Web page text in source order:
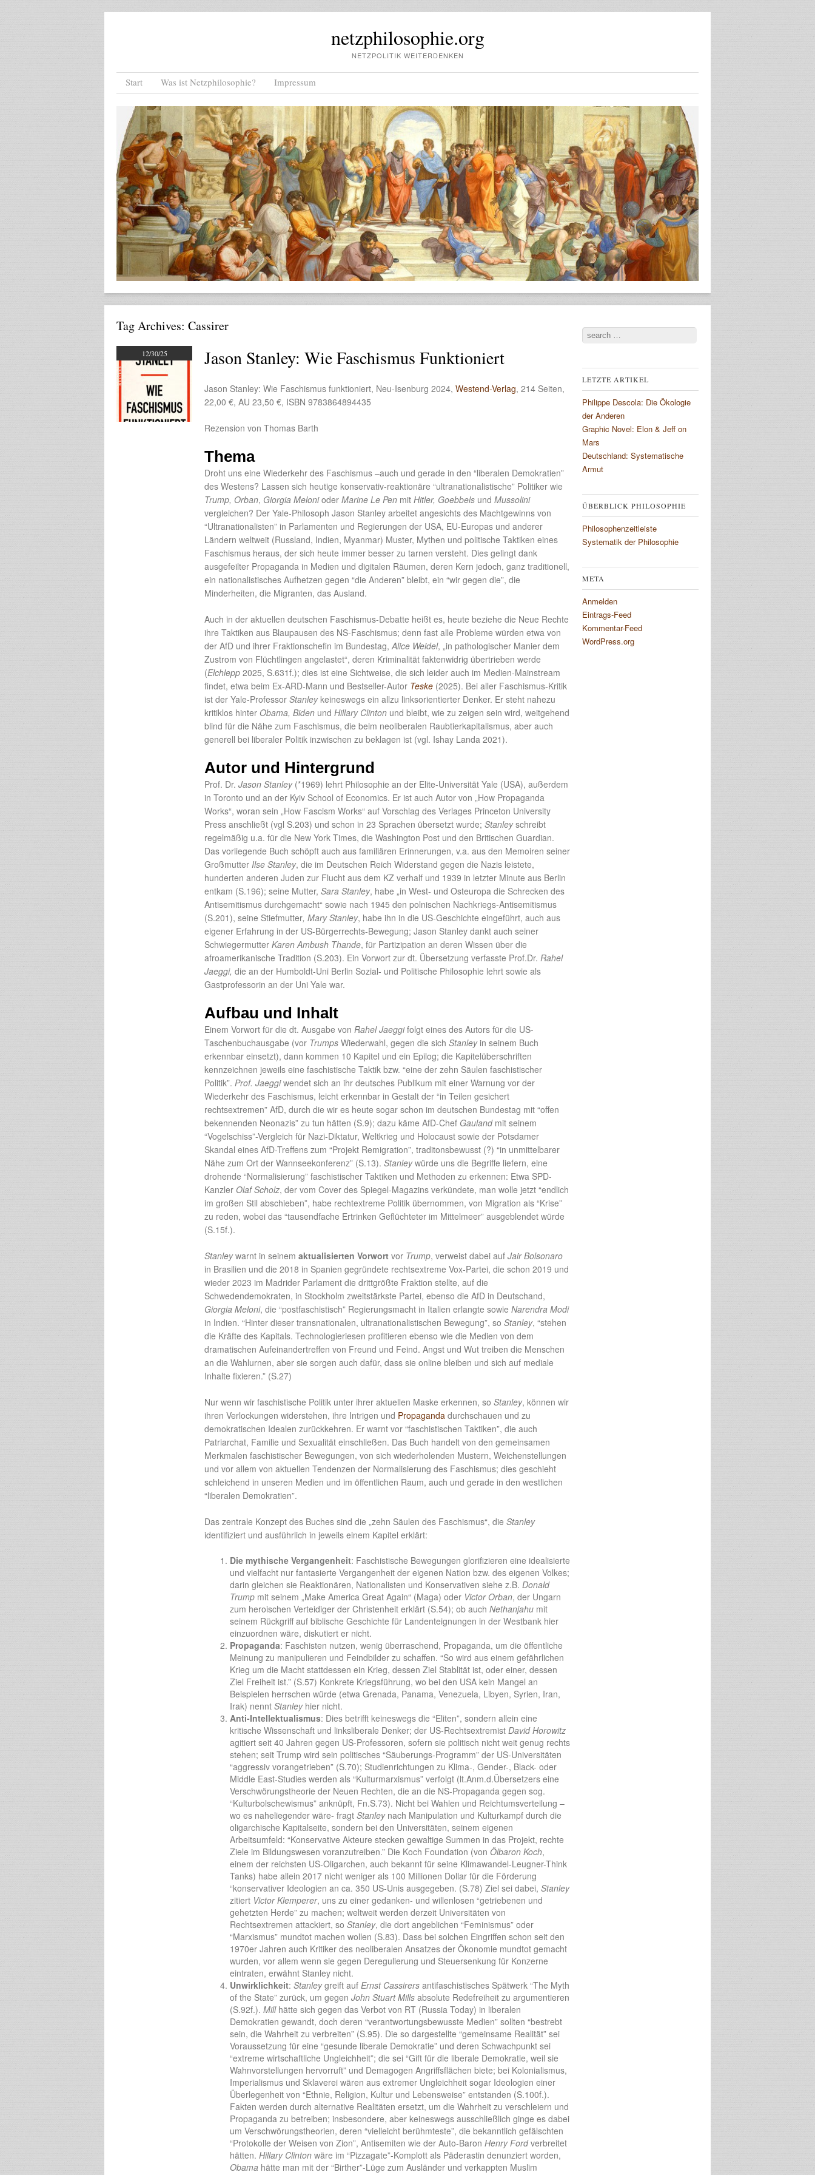
netzphilosophie.org
NETZPOLITIK WEITERDENKEN
Menu
Skip to content
Start Was ist Netzphilosophie? Impressum
Tag Archives: Cassirer
12/30/25 Jason Stanley: Wie Faschismus Funktioniert
Jason Stanley: Wie Faschismus funktioniert, Neu-Isenburg 2024, Westend-Verlag, 214 Seiten,
22,00 €, AU 23,50 €, ISBN 9783864894435
Rezension von Thomas Barth
Thema
Droht uns eine Wiederkehr des Faschismus –auch und gerade in den “liberalen Demokratien”
des Westens? Lassen sich heutige konservativ-reaktionäre “ultranationalistische” Politiker wie
Trump, Orban, Giorgia Melonioder Marine Le Pen mit Hitler, Goebbels und Mussolini
vergleichen? Der Yale-Philosoph Jason Stanley arbeitet angesichts des Machtgewinns von
“Ultranationalisten” in Parlamenten und Regierungen der USA, EU-Europas und anderer
Ländern weltweit (Russland, Indien, Myanmar) Muster, Mythen und politische Taktiken eines
Faschismus heraus, der sich heute immer besser zu tarnen versteht. Dies gelingt dank
ausgefeilter Propaganda in Medien und digitalen Räumen, deren Kern jedoch, ganz traditionell,
ein nationalistisches Aufhetzen gegen “die Anderen” bleibt, ein “wir gegen die”, die
Minderheiten, die Migranten, das Ausland.
Auch in der aktuellen deutschen Faschismus-Debatte heißt es, heute beziehe die Neue Rechte
ihre Taktiken aus Blaupausen des NS-Faschismus; denn fast alle Probleme würden etwa von
der AfD und ihrer Fraktionschefin im Bundestag,Alice Weidel, „in pathologischer Manier dem
Zustrom von Flüchtlingen angelastet“, deren Kriminalität faktenwidrig übertrieben werde
(Elchlepp 2025, S.631f.); dies ist eine Sichtweise, die sich leider auch im Medien-Mainstream
findet, etwa beim Ex-ARD-Mann und Bestseller-Autor Teske (2025). Bei aller Faschismus-Kritik
ist der Yale-Professor Stanleykeineswegs ein allzu linksorientierter Denker. Er steht nahezu
kritiklos hinter Obama, Biden und Hillary Clinton und bleibt, wie zu zeigen sein wird, weitgehend
blind für die Nähe zum Faschismus, die beim neoliberalen Raubtierkapitalismus, aber auch
generell bei liberaler Politik inzwischen zu beklagen ist (vgl. Ishay Landa 2021).
Autor und Hintergrund
Prof. Dr. Jason Stanley(*1969) lehrt Philosophie an der Elite-Universität Yale (USA), außerdem
in Toronto und an der Kyiv School of Economics. Er ist auch Autor von „How Propaganda
Works“, woran sein „How Fascism Works“ auf Vorschlag des Verlages Princeton University
Press anschließt (vgl S.203) und schon in 23 Sprachen übersetzt wurde; Stanleyschreibt
regelmäßig u.a. für die New York Times, die Washington Post und den Britischen Guardian.
Das vorliegende Buch schöpft auch aus familiären Erinnerungen, v.a. aus den Memoiren seiner
Großmutter Ilse Stanley, die im Deutschen Reich Widerstand gegen die Nazis leistete,
hunderten anderen Juden zur Flucht aus dem KZ verhalf und 1939 in letzter Minute aus Berlin
entkam (S.196); seine Mutter, Sara Stanley, habe „in West- und Osteuropa die Schrecken des
Antisemitismus durchgemacht“ sowie nach 1945 den polnischen Nachkriegs-Antisemitismus
(S.201), seine Stiefmutter, Mary Stanley, habe ihn in die US-Geschichte eingeführt, auch aus
eigener Erfahrung in der US-Bürgerrechts-Bewegung; Jason Stanley dankt auch seiner
Schwiegermutter Karen Ambush Thande, für Partizipation an deren Wissen über die
afroamerikanische Tradition (S.203). Ein Vorwort zur dt. Übersetzung verfasste Prof.Dr. Rahel
Jaeggi, die an der Humboldt-Uni Berlin Sozial- und Politische Philosophie lehrt sowie als
Gastprofessorin an der Uni Yale war.
Aufbau und Inhalt
Einem Vorwort für die dt. Ausgabe von Rahel Jaeggifolgt eines des Autors für die US-
Taschenbuchausgabe (vor Trumps Wiederwahl, gegen die sich Stanleyin seinem Buch
erkennbar einsetzt), dann kommen 10 Kapitel und ein Epilog; die Kapitelüberschriften
kennzeichnen jeweils eine faschistische Taktik bzw. “eine der zehn Säulen faschistischer
Politik”. Prof. Jaeggiwendet sich an ihr deutsches Publikum mit einer Warnung vor der
Wiederkehr des Faschismus, leicht erkennbar in Gestalt der “in Teilen gesichert
rechtsextremen” AfD, durch die wir es heute sogar schon im deutschen Bundestag mit “offen
bekennenden Neonazis” zu tun hätten (S.9); dazu käme AfD-Chef Gaulandmit seinem
“Vogelschiss”-Vergleich für Nazi-Diktatur, Weltkrieg und Holocaust sowie der Potsdamer
Skandal eines AfD-Treffens zum “Projekt Remigration”, traditonsbewusst (?) “in unmittelbarer
Nähe zum Ort der Wannseekonferenz” (S.13). Stanleywürde uns die Begriffe liefern, eine
drohende “Normalisierung” faschistischer Taktiken und Methoden zu erkennen: Etwa SPD-
Kanzler Olaf Scholz, der vom Cover des Spiegel-Magazins verkündete, man wolle jetzt “endlich
im großen Stil abschieben”, habe rechtextreme Politik übernommen, von Migration als “Krise”
zu reden, wobei das “tausendfache Ertrinken Geflüchteter im Mittelmeer” ausgeblendet würde
(S.15f.).
Stanleywarnt in seinem aktualisierten Vorwort vor Trump, verweist dabei auf Jair Bolsonaro
in Brasilien und die 2018 in Spanien gegründete rechtsextreme Vox-Partei, die schon 2019 und
wieder 2023 im Madrider Parlament die drittgrößte Fraktion stellte, auf die
Schwedendemokraten, in Stockholm zweitstärkste Partei, ebenso die AfD in Deutschand,
Giorgia Meloni, die “postfaschistisch” Regierungsmacht in Italien erlangte sowie Narendra Modi
in Indien. “Hinter dieser transnationalen, ultranationalistischen Bewegung”, so Stanley, “stehen
die Kräfte des Kapitals. Technologieriesen profitieren ebenso wie die Medien von dem
dramatischen Aufeinandertreffen von Freund und Feind. Angst und Wut treiben die Menschen
an die Wahlurnen, aber sie sorgen auch dafür, dass sie online bleiben und sich auf mediale
Inhalte fixieren.” (S.27)
Nur wenn wir faschistische Politik unter ihrer aktuellen Maske erkennen, so Stanley, können wir
ihren Verlockungen widerstehen, ihre Intrigen und Propaganda durchschauen und zu
demokratischen Idealen zurückkehren. Er warnt vor “faschistischen Taktiken”, die auch
Patriarchat, Familie und Sexualität einschließen. Das Buch handelt von den gemeinsamen
Merkmalen faschistischer Bewegungen, von sich wiederholenden Mustern, Weichenstellungen
und vor allem von aktuellen Tendenzen der Normalisierung des Faschismus; dies geschieht
schleichend in unseren Medien und im öffentlichen Raum, auch und gerade in den westlichen
“liberalen Demokratien”.
Das zentrale Konzept des Buches sind die „zehn Säulen des Faschismus“, die Stanley
identifiziert und ausführlich in jeweils einem Kapitel erklärt:
Die mythische Vergangenheit: Faschistische Bewegungen glorifizieren eine idealisierte
und vielfacht nur fantasierte Vergangenheit der eigenen Nation bzw. des eigenen Volkes;
darin gleichen sie Reaktionären, Nationalisten und Konservativen siehe z.B. Donald
Trump mit seinem „Make America Great Again“ (Maga) oder Victor Orban, der Ungarn
zum heroischen Verteidiger der Christenheit erklärt (S.54); ob auch Nethanjahu mit
seinem Rückgriff auf biblische Geschichte für Landenteignungen in der Westbank hier
einzuordnen wäre, diskutiert er nicht.
Propaganda: Faschisten nutzen, wenig überraschend, Propaganda, um die öffentliche
Meinung zu manipulieren und Feindbilder zu schaffen. “So wird aus einem gefährlichen
Krieg um die Macht stattdessen ein Krieg, dessen Ziel Stablität ist, oder einer, dessen
Ziel Freiheit ist.” (S.57) Konkrete Kriegsführung, wo bei den USA kein Mangel an
Beispielen herrschen würde (etwa Grenada, Panama, Venezuela, Libyen, Syrien, Iran,
Irak) nennt Stanleyhier nicht.
Anti-Intellektualismus: Dies betrifft keineswegs die “Eliten”, sondern allein eine
kritische Wissenschaft und linksliberale Denker; der US-Rechtsextremist David Horowitz
agitiert seit 40 Jahren gegen US-Professoren, sofern sie politisch nicht weit genug rechts
stehen; seit Trump wird sein politisches “Säuberungs-Programm” der US-Universitäten
“aggressiv vorangetrieben” (S.70); Studienrichtungen zu Klima-, Gender-, Black- oder
Middle East-Studies werden als “Kulturmarxismus” verfolgt (lt.Anm.d.Übersetzers eine
Verschwörungstheorie der Neuen Rechten, die an die NS-Propaganda gegen sog.
“Kulturbolschewismus” anknüpft, Fn.S.73). Nicht bei Wahlen und Reichtumsverteilung –
wo es naheliegender wäre- fragt Stanleynach Manipulation und Kulturkampf durch die
oligarchische Kapitalseite, sondern bei den Universitäten, seinem eigenen
Arbeitsumfeld: “Konservative Akteure stecken gewaltige Summen in das Projekt, rechte
Ziele im Bildungswesen voranzutreiben.” Die Koch Foundation (von Ölbaron Koch,
einem der reichsten US-Oligarchen, auch bekannt für seine Klimawandel-Leugner-Think
Tanks) habe allein 2017 nicht weniger als 100 Millionen Dollar für die Förderung
“konservativer Ideologien an ca. 350 US-Unis ausgegeben. (S.78) Ziel sei dabei, Stanley
zitiert Victor Klemperer, uns zu einer gedanken- und willenlosen “getriebenen und
gehetzten Herde” zu machen; weltweit werden derzeit Universitäten von
Rechtsextremen attackiert, so Stanley, die dort angeblichen “Feminismus” oder
“Marxismus” mundtot machen wollen (S.83). Dass bei solchen Eingriffen schon seit den
1970er Jahren auch Kritiker des neoliberalen Ansatzes der Ökonomie mundtot gemacht
wurden, vor allem wenn sie gegen Deregulierung und Steuersenkung für Konzerne
eintraten, erwähnt Stanley nicht.
Unwirklichkeit: Stanleygreift auf Ernst Cassirers antifaschistisches Spätwerk “The Myth
of the State” zurück, um gegen John Stuart Mills absolute Redefreiheit zu argumentieren
(S.92f.). Millhätte sich gegen das Verbot von RT (Russia Today) in liberalen
Demokratien gewandt, doch deren “verantwortungsbewusste Medien” sollten “bestrebt
sein, die Wahrheit zu verbreiten” (S.95). Die so dargestellte “gemeinsame Realität” sei
Voraussetzung für eine “gesunde liberale Demokratie” und deren Schwachpunkt sei
“extreme wirtschaftliche Ungleichheit”; die sei “Gift für die liberale Demokratie, weil sie
Wahnvorstellungen hervorruft” und Demagogen Angriffsflächen biete; bei Kolonialismus,
Imperialismus und Sklaverei wären aus extremer Ungleichheit sogar Ideologien einer
Überlegenheit von “Ethnie, Religion, Kultur und Lebensweise” entstanden (S.100f.).
Fakten werden durch alternative Realitäten ersetzt, um die Wahrheit zu verschleiern und
Propaganda zu betreiben; insbesondere, aber keineswegs ausschließlich ginge es dabei
um Verschwörungstheorien, deren “vielleicht berühmteste”, die bekanntlich gefälschten
“Protokolle der Weisen von Zion”, Antisemiten wie der Auto-Baron Henry Fordverbreitet
hätten. Hillary Clinton wäre im “Pizzagate”-Komplott als Päderastin denunziert worden,
Obama hätte man mit der “Birther”-Lüge zum Ausländer und verkappten Muslim
Search
LETZTE ARTIKEL
Philippe Descola: Die Ökologie
der Anderen
Graphic Novel: Elon & Jeff on
Mars
Deutschland: Systematische
Armut
ÜBERBLICK PHILOSOPHIE
Philosophenzeitleiste
Systematik der Philosophie
META
Anmelden
Eintrags-Feed
Kommentar-Feed
WordPress.org